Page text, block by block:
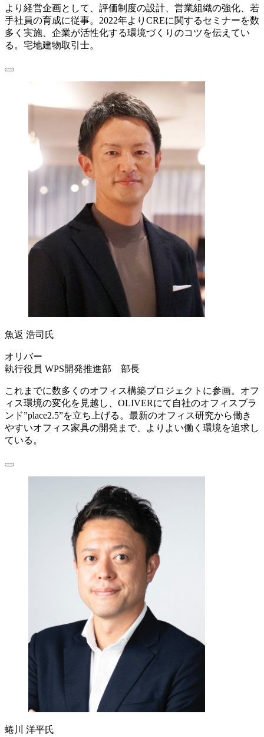
より経営企画として、評価制度の設計、営業組織の強化、若
手社員の育成に従事。2022年よりCREに関するセミナーを数
多く実施、企業が活性化する環境づくりのコツを伝えてい
る。宅地建物取引士。
魚返 浩司氏
オリバー
執行役員 WPS開発推進部 部長
これまでに数多くのオフィス構築プロジェクトに参画。オフ
ィス環境の変化を見越し、OLIVERにて自社のオフィスブラ
ンド”place2.5”を立ち上げる。最新のオフィス研究から働き
やすいオフィス家具の開発まで、よりよい働く環境を追求し
ている。
蜷川 洋平氏